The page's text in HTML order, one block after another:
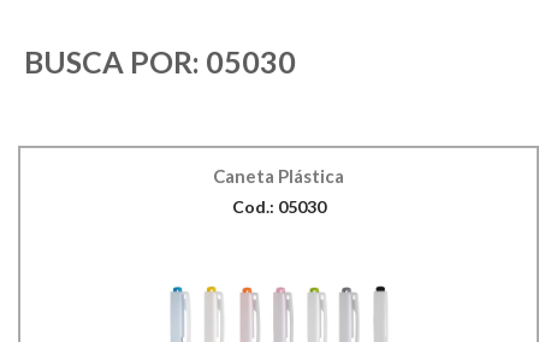
BUSCA POR: 05030
Caneta Plástica
Cod.: 05030